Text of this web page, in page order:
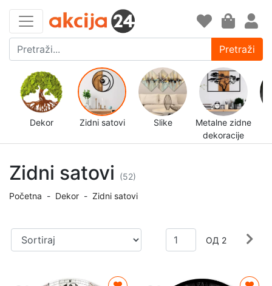
Pretraži
Dekor Zidni satovi Slike
Metalne zidne
dekoracije
Zidni satovi
(52)
Početna - Dekor - Zidni satovi
ОД 2